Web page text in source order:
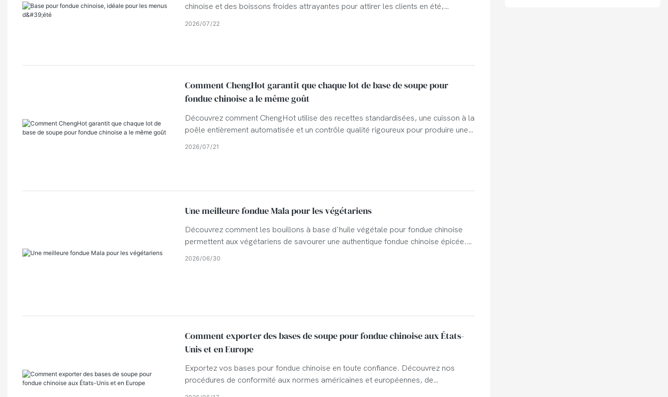
chinoise et des boissons froides attrayantes pour attirer les clients en été,
2026 07 22
Comment ChengHot garantit que chaque lot de base de soupe pour
fondue chinoise a le même goût
Découvrez comment ChengHot utilise des recettes standardisées, une cuisson à la
poêle entièrement automatisée et un contrôle qualité rigoureux pour produire une
2026 07 21
Une meilleure fondue Mala pour les végétariens
Découvrez comment les bouillons à base d'huile végétale pour fondue chinoise
permettent aux végétariens de savourer une authentique fondue chinoise épicée.
2026 06 30
Comment exporter des bases de soupe pour fondue chinoise aux États-
Unis et en Europe
Exportez vos bases pour fondue chinoise en toute confiance. Découvrez nos
procédures de conformité aux normes américaines et européennes, de